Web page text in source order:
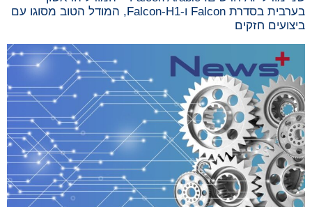
בערבית בסדרת Falcon ו-Falcon-H1, המודל הטוב מסוגו עם
ביצועים חזקים